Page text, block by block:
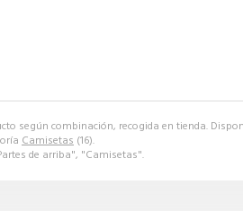
según combinación, recogida en tienda.
Camisetas (16).
de arriba", "Camisetas".